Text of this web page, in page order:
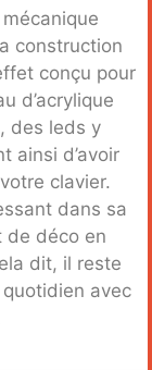
construction
conçu pour
d’acrylique
des leds y
ainsi d’avoir
clavier.
dans sa
de déco en
dit, il reste
avec